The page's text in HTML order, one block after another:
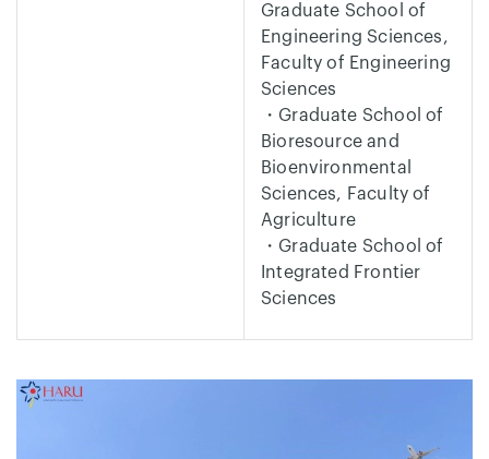
Graduate School of
Engineering Sciences,
Faculty of Engineering
Sciences
・Graduate School of
Bioresource and
Bioenvironmental
Sciences, Faculty of
Agriculture
・Graduate School of
Integrated Frontier
Sciences